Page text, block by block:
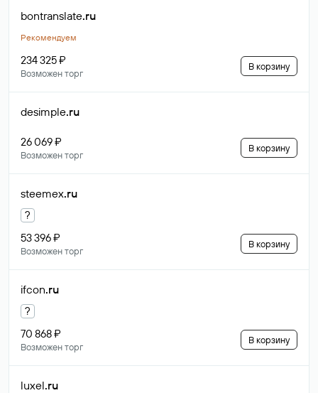
bontranslate.ru
Рекомендуем
234 325 ₽
Возможен торг
В корзину
desimple.ru
26 069 ₽
Возможен торг
В корзину
steemex.ru
?
53 396 ₽
Возможен торг
В корзину
ifcon.ru
?
70 868 ₽
Возможен торг
В корзину
luxel.ru